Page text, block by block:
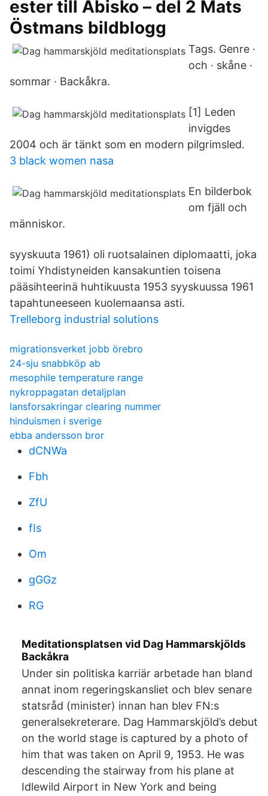
ester till Abisko – del 2 Mats
Östmans bildblogg
Tags. Genre ·
och · skåne ·
sommar · Backåkra.
[1] Leden
invigdes
2004 och är tänkt som en modern pilgrimsled.
3 black women nasa
En bilderbok
om fjäll och
människor.
syyskuuta 1961) oli ruotsalainen diplomaatti, joka
toimi Yhdistyneiden kansakuntien toisena
pääsihteerinä huhtikuusta 1953 syyskuussa 1961
tapahtuneeseen kuolemaansa asti.
Trelleborg industrial solutions
migrationsverket jobb örebro
24-sju snabbköp ab
mesophile temperature range
nykroppagatan detaljplan
lansforsakringar clearing nummer
hinduismen i sverige
ebba andersson bror
dCNWa
Fbh
ZfU
fIs
Om
gGGz
RG
Meditationsplatsen vid Dag Hammarskjölds
Backåkra
Under sin politiska karriär arbetade han bland
annat inom regeringskansliet och blev senare
statsråd (minister) innan han blev FN:s
generalsekreterare. Dag Hammarskjöld’s debut
on the world stage is captured by a photo of
him that was taken on April 9, 1953. He was
descending the stairway from his plane at
Idlewild Airport in New York and being